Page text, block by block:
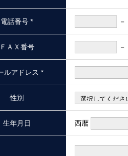
電話番号 * －
ＦＡＸ番号 －
ルアドレス *
性別
生年月日 西暦